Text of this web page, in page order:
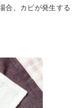
合、カビが発生する